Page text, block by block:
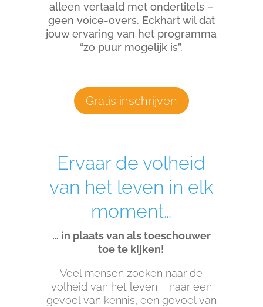
alleen vertaald met ondertitels –
geen voice-overs. Eckhart wil dat
jouw ervaring van het programma
“zo puur mogelijk is”.
Gratis inschrijven
Ervaar de volheid
van het leven in elk
moment…
… in plaats van als toeschouwer
toe te kijken!
Veel mensen zoeken naar de
volheid van het leven – naar een
gevoel van kennis, een gevoel van